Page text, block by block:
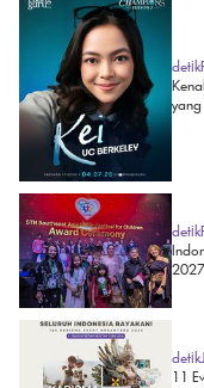
yang
2027
11